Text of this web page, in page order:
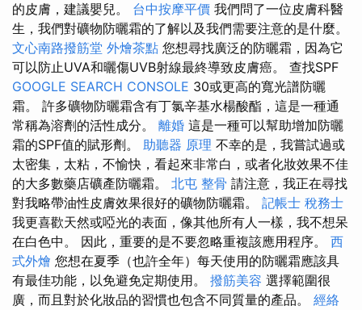
的皮膚，建議嬰兒。 台中按摩平價 我們問了一位皮膚科醫
生，我們對礦物防曬霜的了解以及我們需要注意的是什麼。
文心南路撥筋堂 外燴茶點 您想尋找廣泛的防曬霜，因為它
可以防止UVA和曬傷UVB射線最終導致皮膚癌。 查找SPF
GOOGLE SEARCH CONSOLE 30或更高的寬光譜防曬
霜。 許多礦物防曬霜含有丁氯辛基水楊酸酯，這是一種通
常稱為溶劑的活性成分。 離婚 這是一種可以幫助增加防曬
霜的SPF值的賦形劑。 助聽器 原理 不幸的是，我嘗試過或
太密集，太粘，不愉快，看起來非常白，或者化妝效果不佳
的大多數藥店礦產防曬霜。 北屯 整骨 請注意，我正在尋找
對我略帶油性皮膚效果很好的礦物防曬霜。 記帳士 稅務士
我更喜歡天然或啞光的表面，像其他所有人一樣，我不想呆
在白色中。 因此，重要的是不要忽略重複該應用程序。 西
式外燴 您想在夏季（也許全年）每天使用的防曬霜應該具
有最佳功能，以免避免定期使用。 撥筋美容 選擇範圍很
廣，而且對於化妝品的習慣也包含不同質量的產品。 經絡